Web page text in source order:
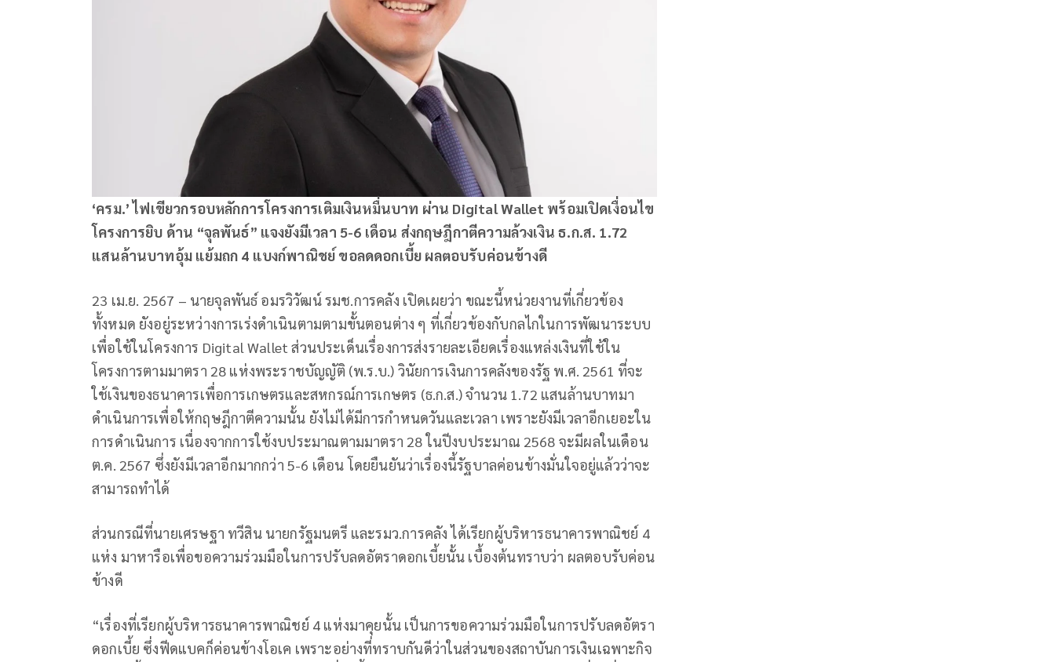
‘ครม.’ ไฟเขียวกรอบหลักการโครงการเติมเงินหมื่นบาท ผ่าน Digital Wallet พร้อมเปิดเงื่อนไข
โครงการยิบ ด้าน “จุลพันธ์” แจงยังมีเวลา 5-6 เดือน ส่งกฤษฎีกาตีความล้วงเงิน ธ.ก.ส. 1.72
แสนล้านบาทอุ้ม แย้มถก 4 แบงก์พาณิชย์ ขอลดดอกเบี้ย ผลตอบรับค่อนข้างดี
23 เม.ย. 2567 – นายจุลพันธ์ อมรวิวัฒน์ รมช.การคลัง เปิดเผยว่า ขณะนี้หน่วยงานที่เกี่ยวข้อง
ทั้งหมด ยังอยู่ระหว่างการเร่งดำเนินตามตามขั้นตอนต่าง ๆ ที่เกี่ยวข้องกับกลไกในการพัฒนาระบบ
เพื่อใช้ในโครงการ Digital Wallet ส่วนประเด็นเรื่องการส่งรายละเอียดเรื่องแหล่งเงินที่ใช้ใน
โครงการตามมาตรา 28 แห่งพระราชบัญญัติ (พ.ร.บ.) วินัยการเงินการคลังของรัฐ พ.ศ. 2561 ที่จะ
ใช้เงินของธนาคารเพื่อการเกษตรและสหกรณ์การเกษตร (ธ.ก.ส.) จำนวน 1.72 แสนล้านบาทมา
ดำเนินการเพื่อให้กฤษฎีกาตีความนั้น ยังไม่ได้มีการกำหนดวันและเวลา เพราะยังมีเวลาอีกเยอะใน
การดำเนินการ เนื่องจากการใช้งบประมาณตามมาตรา 28 ในปีงบประมาณ 2568 จะมีผลในเดือน
ต.ค. 2567 ซึ่งยังมีเวลาอีกมากกว่า 5-6 เดือน โดยยืนยันว่าเรื่องนี้รัฐบาลค่อนข้างมั่นใจอยู่แล้วว่าจะ
สามารถทำได้
ส่วนกรณีที่นายเศรษฐา ทวีสิน นายกรัฐมนตรี และรมว.การคลัง ได้เรียกผู้บริหารธนาคารพาณิชย์ 4
แห่ง มาหารือเพื่อขอความร่วมมือในการปรับลดอัตราดอกเบี้ยนั้น เบื้องต้นทราบว่า ผลตอบรับค่อน
ข้างดี
“เรื่องที่เรียกผู้บริหารธนาคารพาณิชย์ 4 แห่งมาคุยนั้น เป็นการขอความร่วมมือในการปรับลดอัตรา
ดอกเบี้ย ซึ่งฟีดแบคก็ค่อนข้างโอเค เพราะอย่างที่ทราบกันดีว่าในส่วนของสถาบันการเงินเฉพาะกิจ